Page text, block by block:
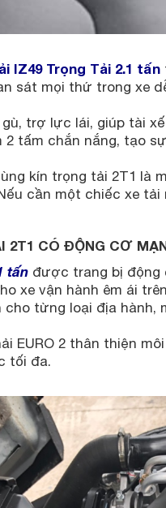
IZ49 Trọng Tải 2.1 tấn
sát mọi thứ trong xe
trợ lực lái, giúp tài
tấm chắn nắng, tạo
kín trọng tải 2T1 là
cần một chiếc xe
2T1 CÓ ĐỘNG CƠ
tấnđược trang bị động
xe vận hành êm ái
từng loại địa hành,
EURO 2 thân thiện
tối đa.